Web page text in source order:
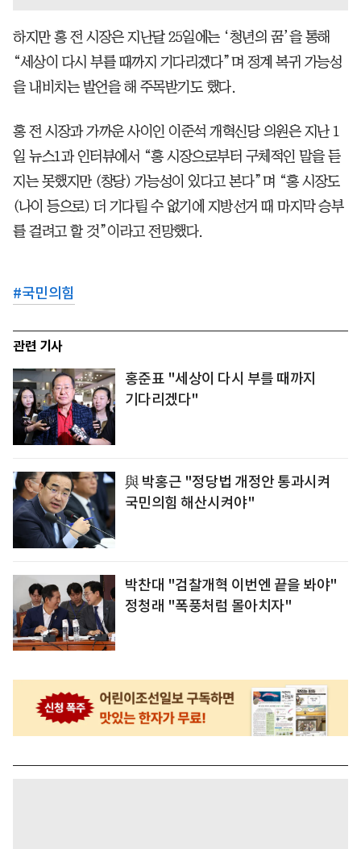
하지만 홍 전 시장은 지난달 25일에는 ‘청년의 꿈’을 통해
“세상이 다시 부를 때까지 기다리겠다”며 정계 복귀 가능성
을 내비치는 발언을 해 주목받기도 했다.
홍 전 시장과 가까운 사이인 이준석 개혁신당 의원은 지난 1
일 뉴스1과 인터뷰에서 “홍 시장으로부터 구체적인 말을 듣
지는 못했지만 (창당) 가능성이 있다고 본다”며 “홍 시장도
(나이 등으로) 더 기다릴 수 없기에 지방선거 때 마지막 승부
를 걸려고 할 것”이라고 전망했다.
#국민의힘
관련 기사
홍준표 "세상이 다시 부를 때까지
기다리겠다"
與 박홍근 "정당법 개정안 통과시켜
국민의힘 해산시켜야"
박찬대 "검찰개혁 이번엔 끝을 봐야"
정청래 "폭풍처럼 몰아치자"